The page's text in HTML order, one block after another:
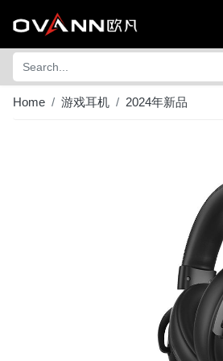
Home 游戏耳机 2024年新品